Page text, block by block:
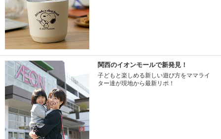
関西のイオンモールで新発見！
子どもと楽しめる新しい遊び方をママライ
ター達が現地から最新リポ！